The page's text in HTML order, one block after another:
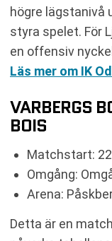
högre lägstanivå
styra spelet. För
en offensiv
Läs mer om IK
VARBERGS
BOIS
Matchstart:
Omgång:
Arena:
Detta är en